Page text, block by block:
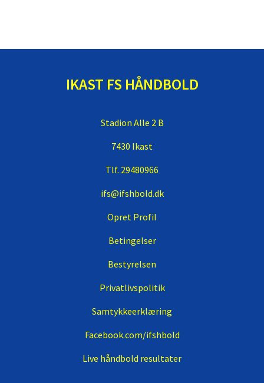
IKAST FS HÅNDBOLD
Stadion Alle 2 B
7430 Ikast
Tlf. 29480966
ifs@ifshbold.dk
Opret Profil
Betingelser
Bestyrelsen
Privatlivspolitik
Samtykkeerklæring
Facebook.com/ifshbold
Live håndbold resultater